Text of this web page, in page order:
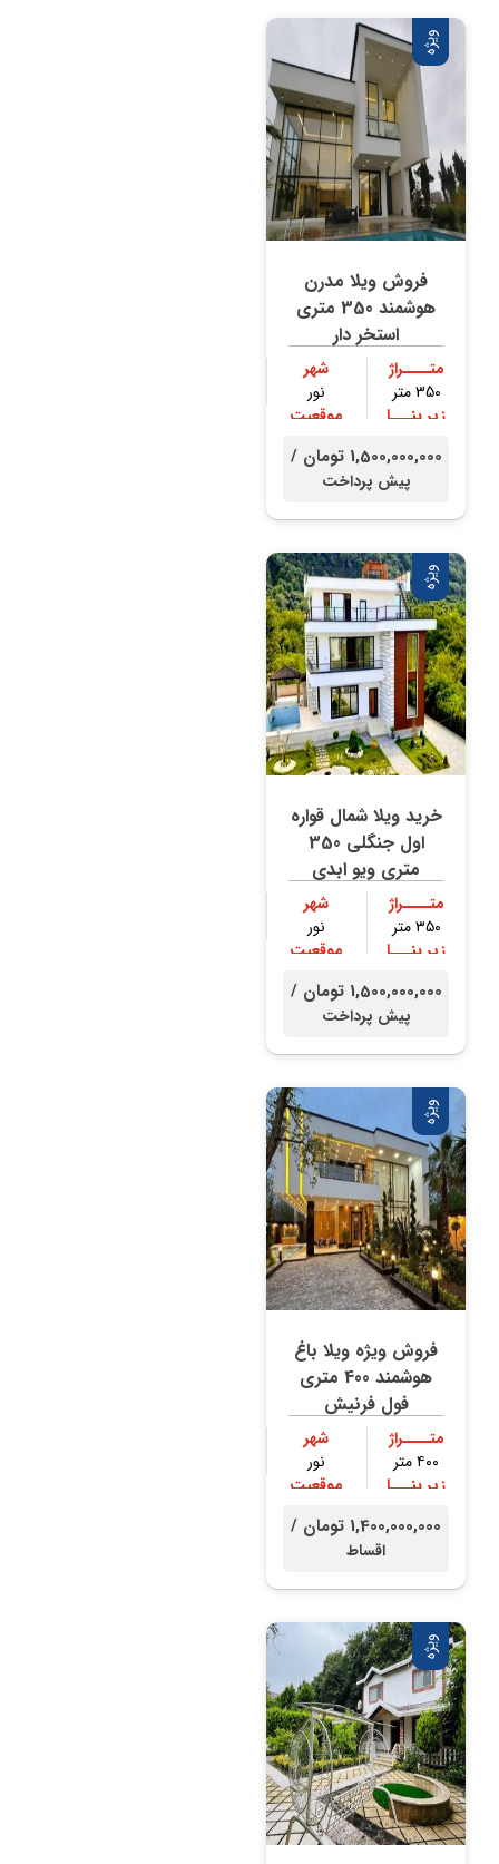
ویژه
فروش ویلا مدرن
هوشمند 350 متری
استخر دار
متــــراژ
350 متر
شهر
نور
زیر بنـــا
موقعیت
1,500,000,000 تومان /
پیش پرداخت
ویژه
خرید ویلا شمال قواره
اول جنگلی 350
متری ویو ابدی
متــــراژ
۳۵۰ متر
شهر
نور
زیر بنـــا
موقعیت
1,500,000,000 تومان /
پیش پرداخت
ویژه
فروش ویژه ویلا باغ
هوشمند 400 متری
فول فرنیش
متــــراژ
۴۰۰ متر
شهر
نور
زیر بنـــا
موقعیت
1,400,000,000 تومان /
اقساط
ویژه